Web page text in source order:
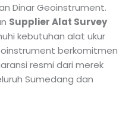
Dinar Geoinstrument.
Supplier Alat Survey
kebutuhan alat ukur
berkomitmen
resmi dari merek
Sumedang dan